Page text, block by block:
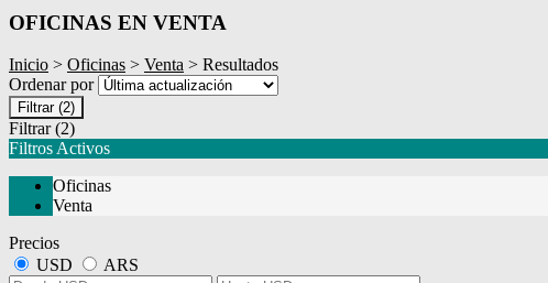
OFICINAS EN VENTA
Inicio > Oficinas > Venta > Resultados
Ordenar por
Filtrar (2)
Filtrar (2)
Filtros Activos
Oficinas
Venta
Precios
USD
ARS